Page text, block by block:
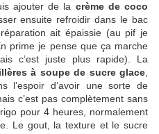
ajouter de la crème de coco
ensuite refroidir dans le bac
ait épaissie (au pif je
prime je pense que ça marche
c’est juste plus rapide). La
à soupe de sucre glace
l’espoir d’avoir une sorte de
c’est pas complètement sans
pour 4 heures, normalement
Le gout, la texture et le sucre